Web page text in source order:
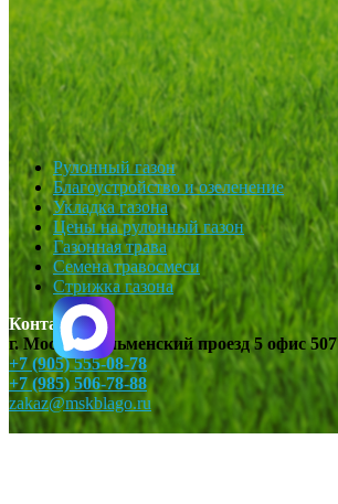
Рулонный газон
Благоустройство и озеленение
Укладка газона
Цены на рулонный газон
Газонная трава
Семена травосмеси
Стрижка газона
Контакты
г. Москва, Ильменский проезд 5 офис 507
+7 (905) 555-08-78
+7 (985) 506-78-88
zakaz@mskblago.ru